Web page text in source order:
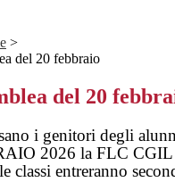
>
del 20 febbraio
del 20
i genitori degli
2026 la FLC
classi entreranno